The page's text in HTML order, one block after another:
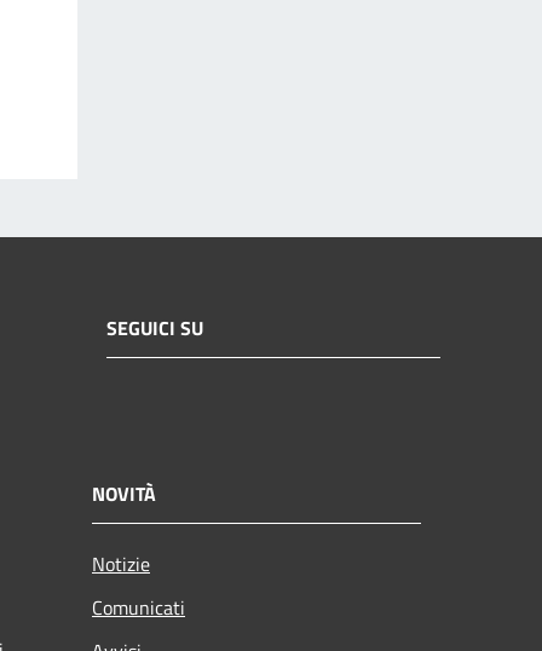
SEGUICI SU
NOVITÀ
Notizie
Comunicati